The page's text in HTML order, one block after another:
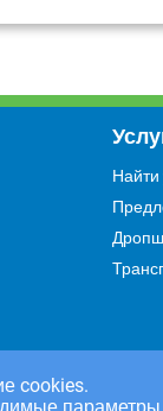
cookies.
параметры
Найти